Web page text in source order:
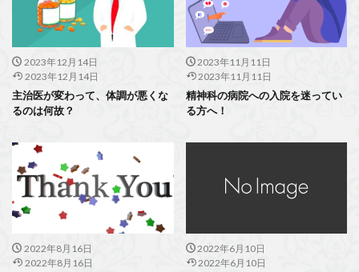
2023年12月14日
2023年12月14日
主治医が変わって、体調が悪くな
るのは何故？
2023年11月11日
2023年11月11日
精神科の病院への入院を迷ってい
る方へ！
2022年8月16日
2022年8月16日
2022年6月10日
2022年6月10日